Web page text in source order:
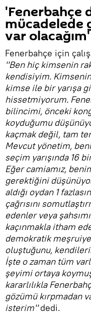
'Fenerbahçe
mücadelede
var olacağım'
Fenerbahçe için
''Ben hiç kimsenin
kendisiyim.
kimse ile bir yarışa
hissetmiyorum.
bilincimi, önceki
koyduğumu
kaçmak değil, tam
Mevcut yönetim,
seçim yarışında 16
Eğer camiamız,
gerektiğini
aldığı oydan 1
çağrısını
edenler veya
kaçınmakla itham
demokratik
oluştuğunu,
İşte o zaman tüm
şeyimi ortaya
kararlılıkla
gözümü kırpmadan
isterim''dedi.